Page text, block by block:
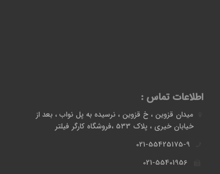
اطلاعات تماس :
میدان قزوین ، خ قزوین ، نرسیده به پل نواب ، بعد از
خیابان خیری ، پلاک 533 ،فروشگاه کارگر فیلتر
021-55425175-9
021-55401956